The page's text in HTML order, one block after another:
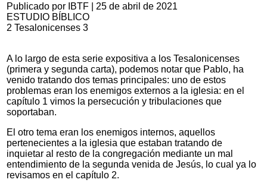
Publicado por IBTF
25 de abril de 2021
ESTUDIO BÍBLICO
2 Tesalonicenses 3
A lo largo de esta serie expositiva a los Tesalonicenses
(primera y segunda carta), podemos notar que Pablo, ha
venido tratando dos temas principales: uno de estos
problemas eran los enemigos externos a la iglesia: en el
capítulo 1 vimos la persecución y tribulaciones que
soportaban.
El otro tema eran los enemigos internos, aquellos
pertenecientes a la iglesia que estaban tratando de
inquietar al resto de la congregación mediante un mal
entendimiento de la segunda venida de Jesús, lo cual ya lo
revisamos en el capítulo 2.